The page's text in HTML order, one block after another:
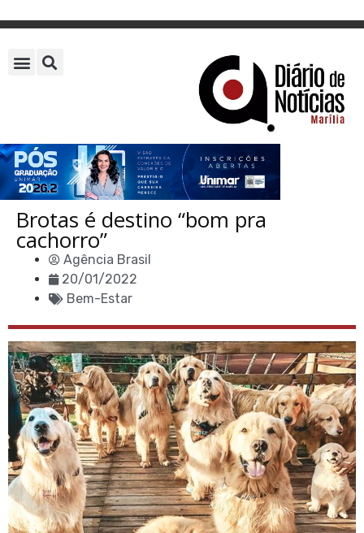
Brotas é destino “bom pra
cachorro”
Agência Brasil
20/01/2022
Bem-Estar